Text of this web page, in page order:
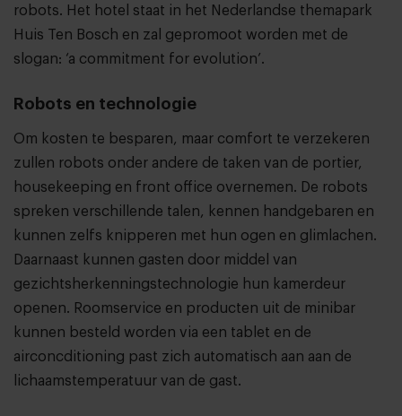
robots. Het hotel staat in het Nederlandse themapark
Huis Ten Bosch en zal gepromoot worden met de
slogan: ‘a commitment for evolution’.
Robots en technologie
Om kosten te besparen, maar comfort te verzekeren
zullen robots onder andere de taken van de portier,
housekeeping en front office overnemen. De robots
spreken verschillende talen, kennen handgebaren en
kunnen zelfs knipperen met hun ogen en glimlachen.
Daarnaast kunnen gasten door middel van
gezichtsherkenningstechnologie hun kamerdeur
openen. Roomservice en producten uit de minibar
kunnen besteld worden via een tablet en de
airconcditioning past zich automatisch aan aan de
lichaamstemperatuur van de gast.